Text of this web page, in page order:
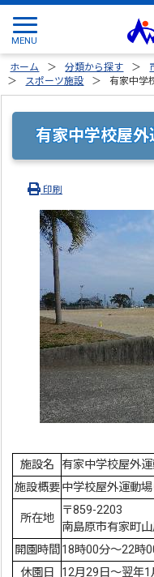
ホーム 分類から探す
スポーツ施設
有家中学
有家中学校屋
印刷
施設名
有家中学校屋外
施設概要中学校屋外運動
所在地
〒859-2203
南島原市有家町
開園時間 18時00分～22時
休園日
12月29日～翌年1